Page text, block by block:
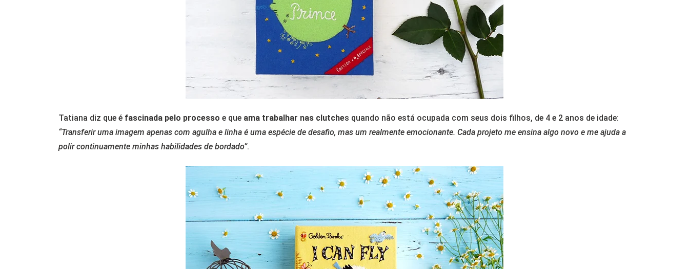
Tatiana diz que é fascinada pelo processo e que ama trabalhar nas clutches quando não está ocupada com seus dois filhos, de 4 e 2 anos de idade:
“Transferir uma imagem apenas com agulha e linha é uma espécie de desafio, mas um realmente emocionante. Cada projeto me ensina algo novo e me ajuda a
polir continuamente minhas habilidades de bordado”.